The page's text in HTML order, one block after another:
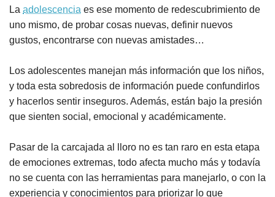
La adolescencia es ese momento de redescubrimiento de
uno mismo, de probar cosas nuevas, definir nuevos
gustos, encontrarse con nuevas amistades…
Los adolescentes manejan más información que los niños,
y toda esta sobredosis de información puede confundirlos
y hacerlos sentir inseguros. Además, están bajo la presión
que sienten social, emocional y académicamente.
Pasar de la carcajada al lloro no es tan raro en esta etapa
de emociones extremas, todo afecta mucho más y todavía
no se cuenta con las herramientas para manejarlo, o con la
experiencia y conocimientos para priorizar lo que